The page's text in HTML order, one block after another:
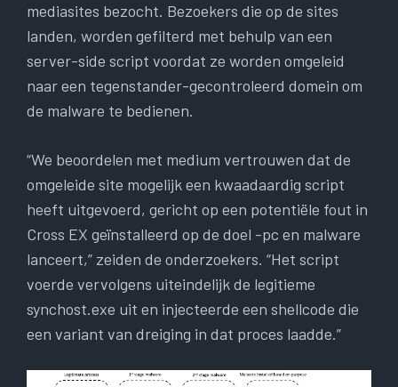
mediasites bezocht. Bezoekers die op de sites
landen, worden gefilterd met behulp van een
server-side script voordat ze worden omgeleid
naar een tegenstander-gecontroleerd domein om
de malware te bedienen.
“We beoordelen met medium vertrouwen dat de
omgeleide site mogelijk een kwaadaardig script
heeft uitgevoerd, gericht op een potentiële fout in
Cross EX geïnstalleerd op de doel -pc en malware
lanceert,” zeiden de onderzoekers. “Het script
voerde vervolgens uiteindelijk de legitieme
synchost.exe uit en injecteerde een shellcode die
een variant van dreiging in dat proces laadde.”